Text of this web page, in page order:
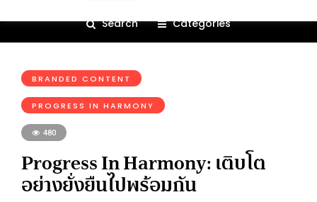
Search Categories
BRANDED CONTENT
PROGRESS IN HARMONY
480
Progress In Harmony: เติบโต
อย่างยั่งยืนไปพร้อมกัน